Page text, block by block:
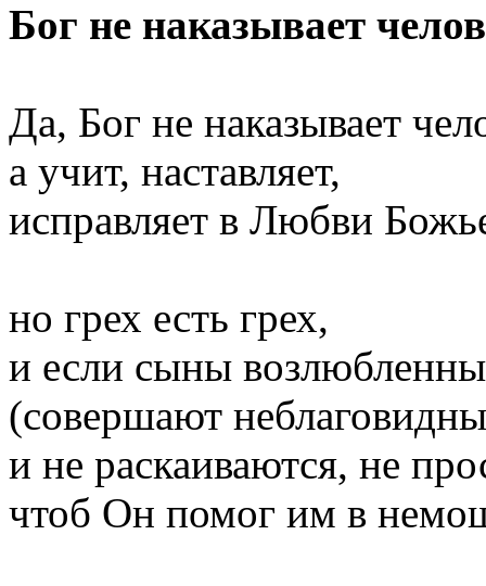
Бог не наказывает
Да, Бог не наказывает
а учит, наставляет,
исправляет в Любви
но грех есть грех,
и если сыны
(совершают
и не раскаиваются, не
чтоб Он помог им в